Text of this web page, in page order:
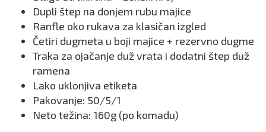
Dupli štep na donjem rubu majice
Ranfle oko rukava za klasičan izgled
Četiri dugmeta u boji majice + rezervno dugme
Traka za ojačanje duž vrata i dodatni štep duž
ramena
Lako uklonjiva etiketa
Pakovanje: 50/5/1
Neto težina: 160g (po komadu)